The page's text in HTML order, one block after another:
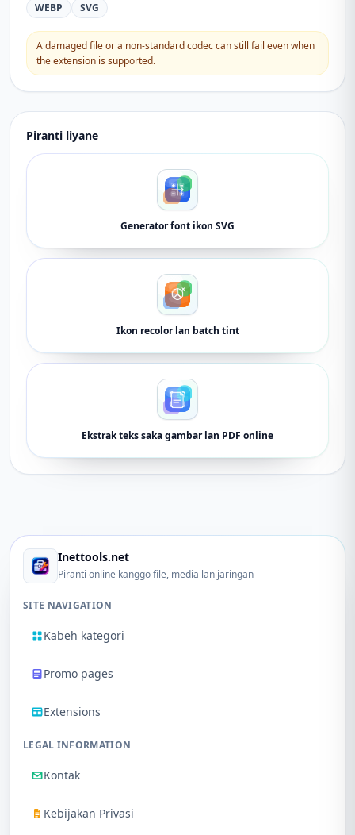
WEBP
SVG
A damaged file or a non-standard codec can still fail even when
the extension is supported.
Piranti liyane
Generator font ikon SVG
Ikon recolor lan batch tint
Ekstrak teks saka gambar lan PDF online
Inettools.net
Piranti online kanggo file, media lan jaringan
SITE NAVIGATION
Kabeh kategori
Promo pages
Extensions
LEGAL INFORMATION
Kontak
Kebijakan Privasi